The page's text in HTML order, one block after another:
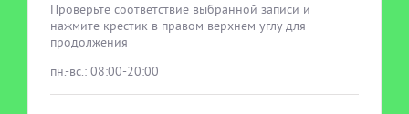
Проверьте соответствие выбранной записи и
нажмите крестик в правом верхнем углу для
продолжения
пн.-вс.: 08:00-20:00